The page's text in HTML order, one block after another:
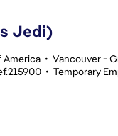
Jedi)
America • Vancouver -
• Temporary